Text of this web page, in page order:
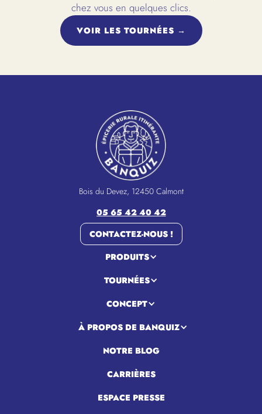
chez vous en quelques clics.
VOIR LES TOURNÉES →
Bois du Devez, 12450 Calmont
05 65 42 40 42
CONTACTEZ-NOUS !
PRODUITS
TOURNÉES
CONCEPT
À PROPOS DE BANQUIZ
NOTRE BLOG
CARRIÈRES
ESPACE PRESSE